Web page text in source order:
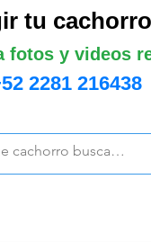
tu
y videos
2281 216438